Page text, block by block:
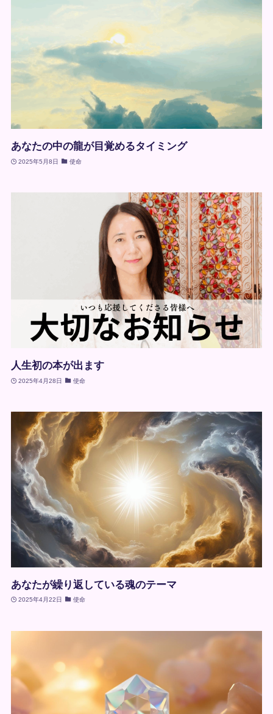
あなたの中の龍が目覚めるタイミング
2025年5月8日 使命
人生初の本が出ます
2025年4月28日 使命
あなたが繰り返している魂のテーマ
2025年4月22日 使命